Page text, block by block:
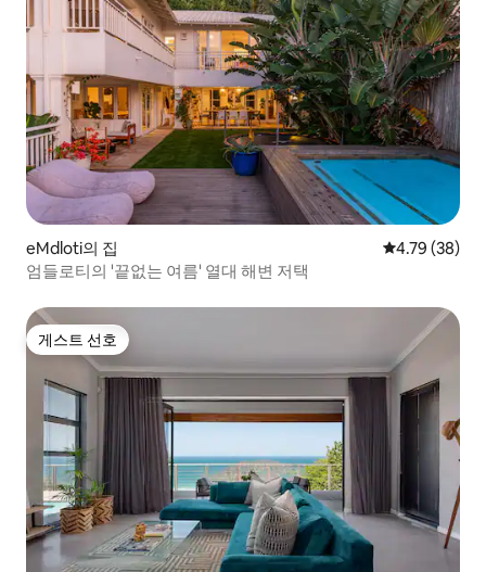
eMdloti의 집 평점 4.79점(5
4.79 (38)
엄들로티의 '끝없는 여름' 열대 해변 저택
게스트 선호
게스트 선호